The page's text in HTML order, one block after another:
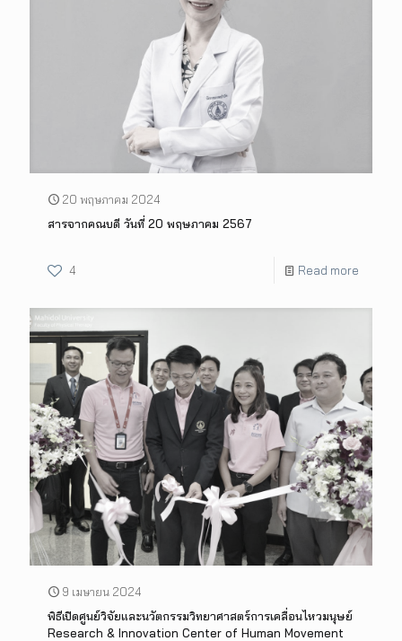
20 พฤษภาคม 2024
สารจากคณบดี วันที่ 20 พฤษภาคม 2567
4 Read more
9 เมษายน 2024
พิธีเปิดศูนย์วิจัยและนวัตกรรมวิทยาศาสตร์การเคลื่อนไหวมนุษย์
Research & Innovation Center of Human Movement